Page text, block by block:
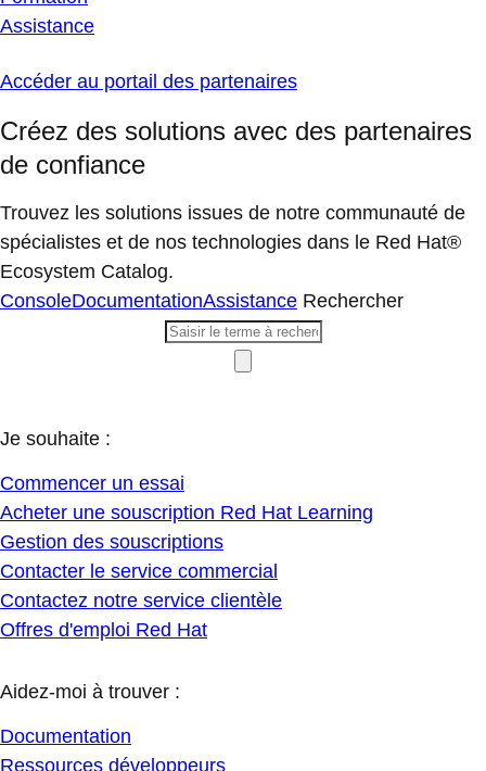
Assistance
Accéder au portail des partenaires
Créez des solutions avec des partenaires
de confiance
Trouvez les solutions issues de notre communauté de
spécialistes et de nos technologies dans le Red Hat®
Ecosystem Catalog.
ConsoleDocumentationAssistance Rechercher
Je souhaite :
Commencer un essai
Acheter une souscription Red Hat Learning
Gestion des souscriptions
Contacter le service commercial
Contactez notre service clientèle
Offres d'emploi Red Hat
Aidez-moi à trouver :
Documentation
Ressources développeurs